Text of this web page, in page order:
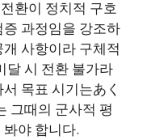
환이 정치적 구호
과정임을 강조하
사항이라 구체적
달 시 전환 불가라
목표 시기는あく
그때의 군사적 평
야 합니다.